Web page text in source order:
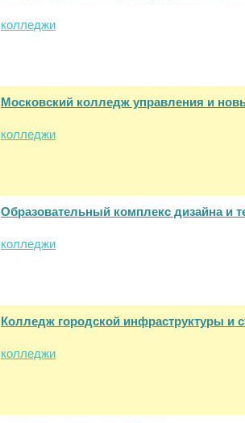
колледжи
Московский колледж управления и
колледжи
Образовательный комплекс дизайна и
колледжи
Колледж городской инфраструктуры и
колледжи